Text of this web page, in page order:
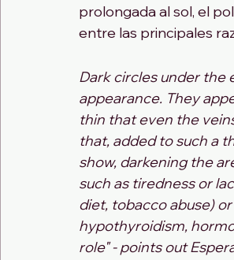
prolongada al sol, el
entre las principales
Dark circles under the
appearance. They
thin that even the
that, added to such a
show, darkening the
such as tiredness or
diet, tobacco abuse)
hypothyroidism,
role" - points out